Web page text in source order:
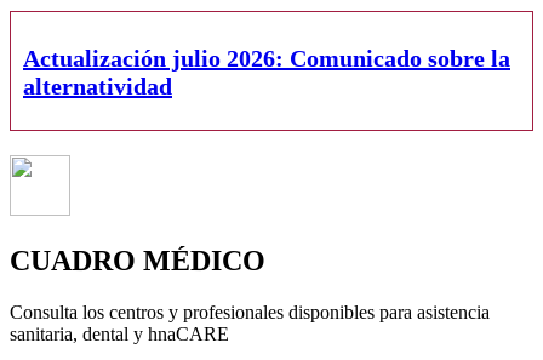
Actualización julio 2026: Comunicado sobre la
alternatividad
CUADRO MÉDICO
Consulta los centros y profesionales disponibles para asistencia
sanitaria, dental y hnaCARE